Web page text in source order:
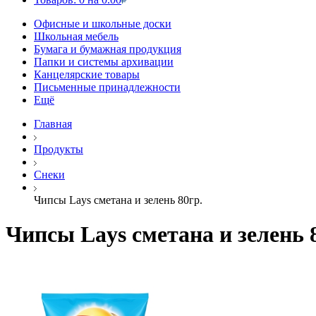
Офисные и школьные доски
Школьная мебель
Бумага и бумажная продукция
Папки и системы архивации
Канцелярские товары
Письменные принадлежности
Ещё
Главная
Продукты
Снеки
Чипсы Lays сметана и зелень 80гр.
Чипсы Lays сметана и зелень